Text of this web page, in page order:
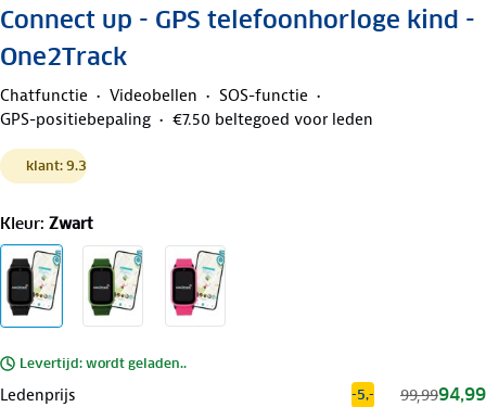
Connect up - GPS telefoonhorloge kind -
One2Track
Chatfunctie Videobellen
SOS-functie
GPS-positiebepaling
€7.50 beltegoed voor leden
klant: 9.3
Kleur: Zwart
Levertijd: wordt geladen..
Ledenprijs -5,- 99,9994,99